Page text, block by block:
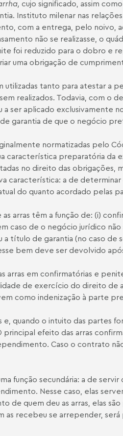
cujo significado, assim
Instituto milenar nas relações
com a entrega, pelo noivo,
não se realizasse, o
foi reduzido para o dobro e
uma obrigação de
utilizadas tanto para atestar a
realizados. Todavia, com o
a ser aplicado exclusivamente
garantia de que o negócio
normatizadas pelo
característica preparatória da
no direito das obrigações,
característica: a de determinar
do quanto acordado pelas
arras têm a função de: (i)
caso de o negócio jurídico
a título de garantia (no caso
bem deve ser devolvido
arras em confirmatórias e
de exercício do direito de
como indenização à parte
e, quando o intuito das partes
efeito das arras
Caso o contrato
função secundária: a de
Nesse caso, elas
de quem deu as arras, elas
as recebeu se arrepender,